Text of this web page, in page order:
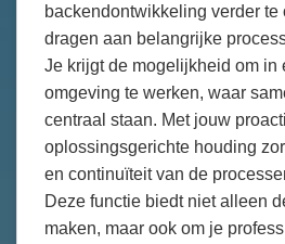
backendontwikkeling verder
dragen aan belangrijke
Je krijgt de mogelijkheid om in
omgeving te werken, waar
centraal staan. Met jouw
oplossingsgerichte houding
en continuïteit van de
Deze functie biedt niet alleen
maken, maar ook om je